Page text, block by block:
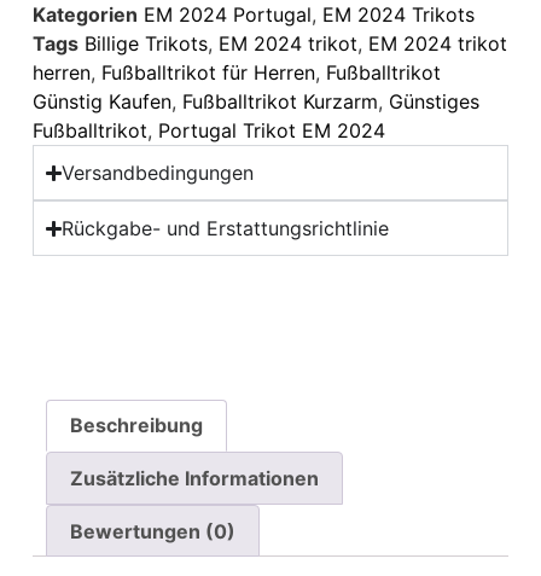
Kategorien EM 2024 Portugal, EM 2024 Trikots
Tags Billige Trikots, EM 2024 trikot, EM 2024 trikot
herren, Fußballtrikot für Herren, Fußballtrikot
Günstig Kaufen, Fußballtrikot Kurzarm, Günstiges
Fußballtrikot, Portugal Trikot EM 2024
Versandbedingungen
Rückgabe- und Erstattungsrichtlinie
Beschreibung
Zusätzliche Informationen
Bewertungen (0)